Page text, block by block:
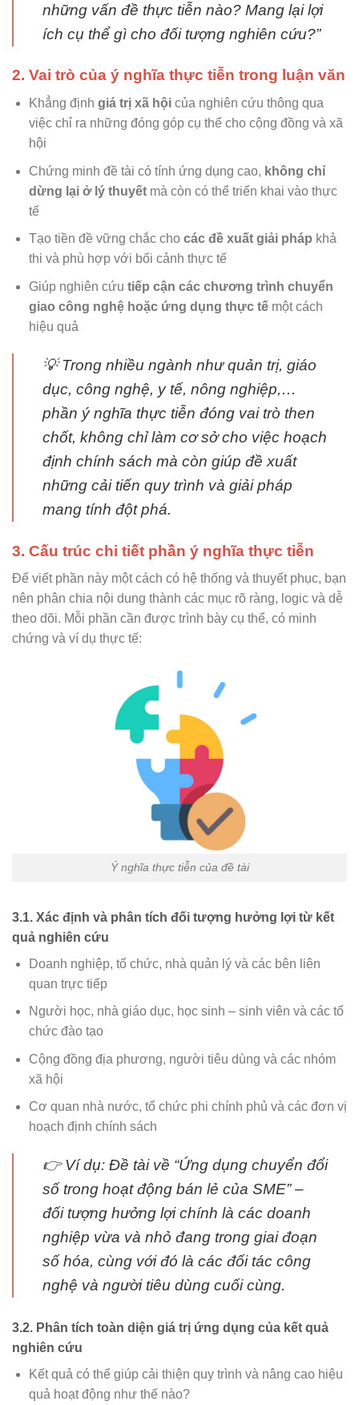
những vấn đề thực tiễn nào? Mang lại lợi
ích cụ thể gì cho đối tượng nghiên cứu?”
2. Vai trò của ý nghĩa thực tiễn trong luận văn
Khẳng định giá trị xã hộicủa nghiên cứu thông qua
việc chỉ ra những đóng góp cụ thể cho cộng đồng và xã
hội
Chứng minh đề tài có tính ứng dụng cao, không chỉ
dừng lại ở lý thuyếtmà còn có thể triển khai vào thực
tế
Tạo tiền đề vững chắc cho các đề xuất giải pháp khả
thi và phù hợp với bối cảnh thực tế
Giúp nghiên cứu tiếp cận các chương trình chuyển
giao công nghệ hoặc ứng dụng thực tếmột cách
hiệu quả
💡 Trong nhiều ngành như quản trị, giáo
dục, công nghệ, y tế, nông nghiệp,…
phần ý nghĩa thực tiễn đóng vai trò then
chốt, không chỉ làm cơ sở cho việc hoạch
định chính sách mà còn giúp đề xuất
những cải tiến quy trình và giải pháp
mang tính đột phá.
3. Cấu trúc chi tiết phần ý nghĩa thực tiễn
Để viết phần này một cách có hệ thống và thuyết phục, bạn
nên phân chia nội dung thành các mục rõ ràng, logic và dễ
theo dõi. Mỗi phần cần được trình bày cụ thể, có minh
chứng và ví dụ thực tế:
Ý nghĩa thực tiễn của đề tài
3.1. Xác định và phân tích đối tượng hưởng lợi từ kết
quả nghiên cứu
Doanh nghiệp, tổ chức, nhà quản lý và các bên liên
quan trực tiếp
Người học, nhà giáo dục, học sinh – sinh viên và các tổ
chức đào tạo
Cộng đồng địa phương, người tiêu dùng và các nhóm
xã hội
Cơ quan nhà nước, tổ chức phi chính phủ và các đơn vị
hoạch định chính sách
👉 Ví dụ: Đề tài về “Ứng dụng chuyển đổi
số trong hoạt động bán lẻ của SME” –
đối tượng hưởng lợi chính là các doanh
nghiệp vừa và nhỏ đang trong giai đoạn
số hóa, cùng với đó là các đối tác công
nghệ và người tiêu dùng cuối cùng.
3.2. Phân tích toàn diện giá trị ứng dụng của kết quả
nghiên cứu
Kết quả có thể giúp cải thiện quy trình và nâng cao hiệu
quả hoạt động như thế nào?